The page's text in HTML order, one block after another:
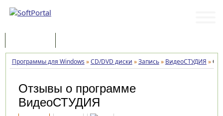
Программы для Windows »CD/DVD диски »Запись» ВидеоСТУДИЯ »
Отзывы о программе
ВидеоСТУДИЯ